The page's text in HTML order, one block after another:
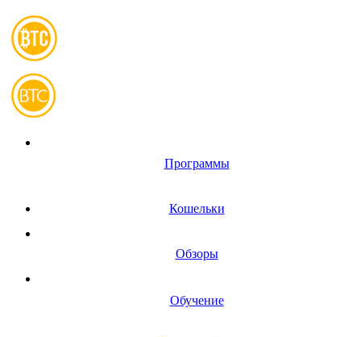
Программы
Кошельки
Обзоры
Обучение